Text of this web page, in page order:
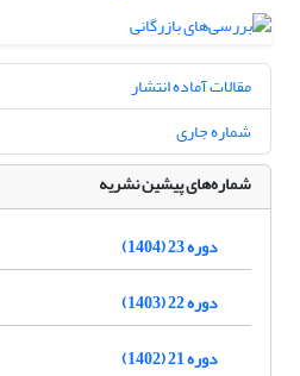
مقالات آماده انتشار
شماره جاری
شماره‌های پیشین نشریه
دوره 23 (1404)
دوره 22 (1403)
دوره 21 (1402)